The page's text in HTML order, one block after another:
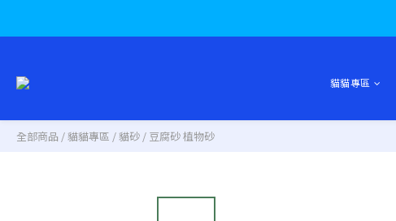
貓貓專區
全部商品 /貓貓專區 /貓砂 / 豆腐砂 植物砂